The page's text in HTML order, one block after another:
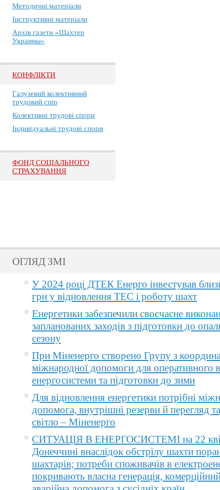
Методичні матеріали
Інструктивні матеріали
Архів газети «Шахтер
Украины»
КОНФЛІКТИ
Галузевий колективний
трудовий спір
Колективні трудові спори
Індивідуальні трудові спори
ФОНД СОЦІАЛЬНОГО
СТРАХУВАННЯ
ОГЛЯД ЗМІ
У 2024 році ДТЕК Енерго інвестував
грн у відновлення ТЕС і роботу шахт
Енергетики забезпечили своєчасне
запланованих заходів з підготовки до
сезону
При Міненерго створено Групу з
міжнародної допомоги для оперативного
енергосистеми та підготовки до зими
Для відновлення енергетики потрібні
допомога, внутрішні резерви й перегляд
світло – Міненерго
СИТУАЦІЯ В ЕНЕРГОСИСТЕМІ на 22
Донеччині внаслідок обстрілу шахти
шахтарів; потреби споживачів в
покривають власна генерація,